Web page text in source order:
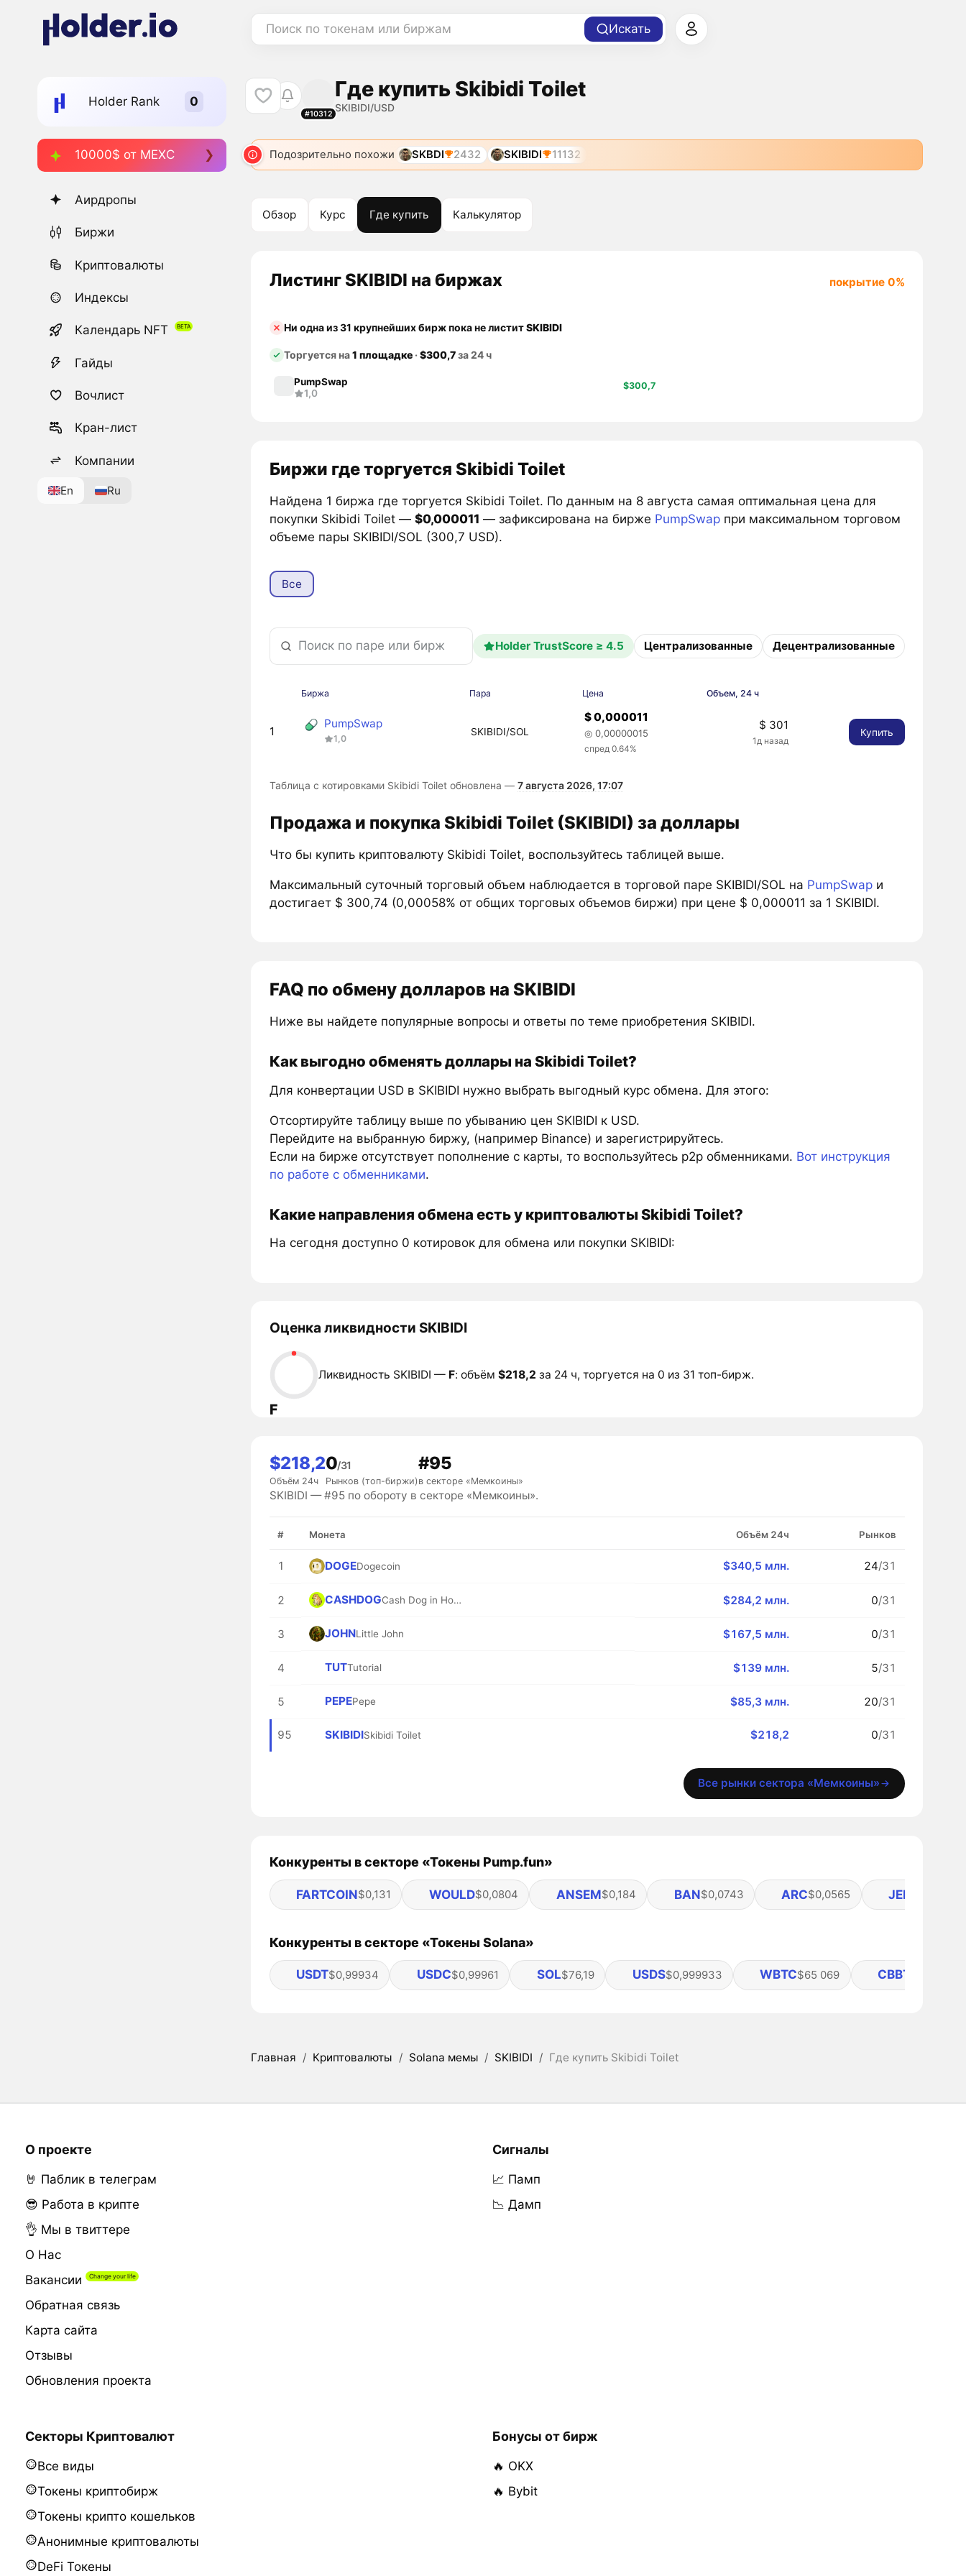
Поиск по токенам или биржам Искать
Holder Rank
10000$ от MEXC
Аирдропы
Биржи
Криптовалюты
Индексы
Календарь NFT
Гайды
Вочлист
Кран-лист
Компании
En Ru
#10312
Где купить Skibidi Toilet
SKIBIDI/USD
Подозрительно похожи SKBDI 2432 SKIBIDI 11132
Обзор Курс Где купить Калькулятор
Листинг SKIBIDI на биржах покрытие 0%
Ни одна из 31 крупнейших бирж пока не листитSKIBIDI
Торгуется на1 площадке·$300,7за 24 ч
PumpSwap
1,0
$300,7
Биржи где торгуется Skibidi Toilet
Найдена 1 биржа где торгуется Skibidi Toilet. По данным на 8 августа самая оптимальная цена для
покупки Skibidi Toilet — $0,000011 — зафиксирована на бирже PumpSwapпри максимальном торговом
объеме пары SKIBIDI/SOL (300,7 USD).
Все
Holder TrustScore ≥ 4.5 Централизованные Децентрализованные
Биржа Пара Цена Объем, 24 ч
1
PumpSwap
1,0
SKIBIDI/SOL
$ 0,000011
◎ 0,00000015
спред 0.64%
$ 301
1д назад
Купить
Таблица с котировками Skibidi Toilet обновлена — 7 августа 2026, 17:07
Продажа и покупка Skibidi Toilet (SKIBIDI) за доллары
Что бы купить криптовалюту Skibidi Toilet, воспользуйтесь таблицей выше.
Максимальный суточный торговый объем наблюдается в торговой паре SKIBIDI/SOL на PumpSwapи
достигает $ 300,74 (0,00058% от общих торговых объемов биржи) при цене $ 0,000011 за 1 SKIBIDI.
FAQ по обмену долларов на SKIBIDI
Ниже вы найдете популярные вопросы и ответы по теме приобретения SKIBIDI.
Как выгодно обменять доллары на Skibidi Toilet?
Для конвертации USD в SKIBIDI нужно выбрать выгодный курс обмена. Для этого:
Отсортируйте таблицу выше по убыванию цен SKIBIDI к USD.
Перейдите на выбранную биржу, (например Binance) и зарегистрируйтесь.
Если на бирже отсутствует пополнение с карты, то воспользуйтесь p2p обменниками. Вот инструкция
по работе с обменниками.
Какие направления обмена есть у криптовалюты Skibidi Toilet?
На сегодня доступно 0 котировок для обмена или покупки SKIBIDI:
Оценка ликвидности SKIBIDI
F
Ликвидность SKIBIDI — F: объём $218,2 за 24 ч, торгуется на 0 из 31 топ-бирж.
$218,2
Объём 24ч
0/31
Рынков (топ-биржи)
#95
в секторе «Мемкоины»
SKIBIDI — #95 по обороту в секторе «Мемкоины».
# Монета Объём 24ч Рынков
1 DOGEDogecoin $340,5 млн. 24/31
2 CASHDOG Cash Dog in Hood $284,2 млн. 0/31
3 JOHNLittle John $167,5 млн. 0/31
4 TUTTutorial $139 млн. 5/31
5 PEPEPepe $85,3 млн. 20/31
95 SKIBIDISkibidi Toilet $218,2 0/31
Все рынки сектора «Мемкоины»
Конкуренты в секторе «Токены Pump.fun»
FARTCOIN$0,131 WOULD$0,0804 ANSEM$0,184 BAN$0,0743 ARC$0,0565 JELLYJELLY
Конкуренты в секторе «Токены Solana»
USDT$0,99934 USDC$0,99961 SOL$76,19 USDS$0,999933 WBTC$65 069 CBBTC
Главная / Криптовалюты / Solana мемы / SKIBIDI / Где купить Skibidi Toilet
О проекте
🤘 Паблик в телеграм
😎 Работа в крипте
👌 Мы в твиттере
О Нас
Вакансии
Обратная связь
Карта сайта
Отзывы
Обновления проекта
Сигналы
📈 Памп
📉 Дамп
Секторы Криптовалют
Все виды
Токены криптобирж
Токены крипто кошельков
Анонимные криптовалюты
DeFi Токены
Бонусы от бирж
🔥 OKX
🔥 Bybit